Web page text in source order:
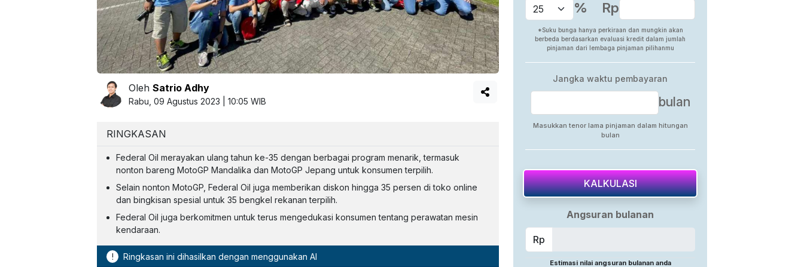
OlehSatrio Adhy
Rabu, 09 Agustus 2023 | 10:05 WIB
RINGKASAN
Federal Oil merayakan ulang tahun ke-35 dengan berbagai program menarik, termasuk
nonton bareng MotoGP Mandalika dan MotoGP Jepang untuk konsumen terpilih.
Selain nonton MotoGP, Federal Oil juga memberikan diskon hingga 35 persen di toko online
dan bingkisan spesial untuk 35 bengkel rekanan terpilih.
Federal Oil juga berkomitmen untuk terus mengedukasi konsumen tentang perawatan mesin
kendaraan.
! Ringkasan ini dihasilkan dengan menggunakan AI